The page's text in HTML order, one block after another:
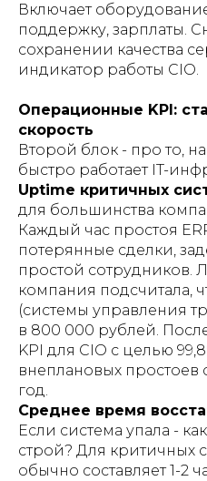
Включает
поддержку, зарплаты.
сохранении качества
индикатор работы CIO.
Операционные KPI:
скорость
Второй блок - про то,
быстро работает IT-
Uptime критичных
для большинства
Каждый час простоя
потерянные сделки,
простой сотрудников.
компания подсчитала,
(системы управления
в 800 000 рублей.
KPI для CIO с целью
внеплановых простоев
год.
Среднее время
Если система упала -
строй? Для критичных
обычно составляет 1-2